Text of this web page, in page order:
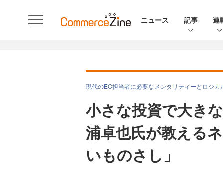
ニュース 記事 連
現代のEC担当者に必要なメンタリティーとロジカ
小さな投資で大き
浦卓也氏が教える
いものさし」